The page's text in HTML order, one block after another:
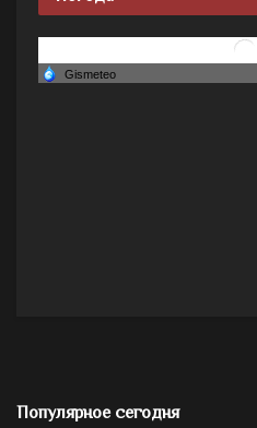
Популярное сегодня